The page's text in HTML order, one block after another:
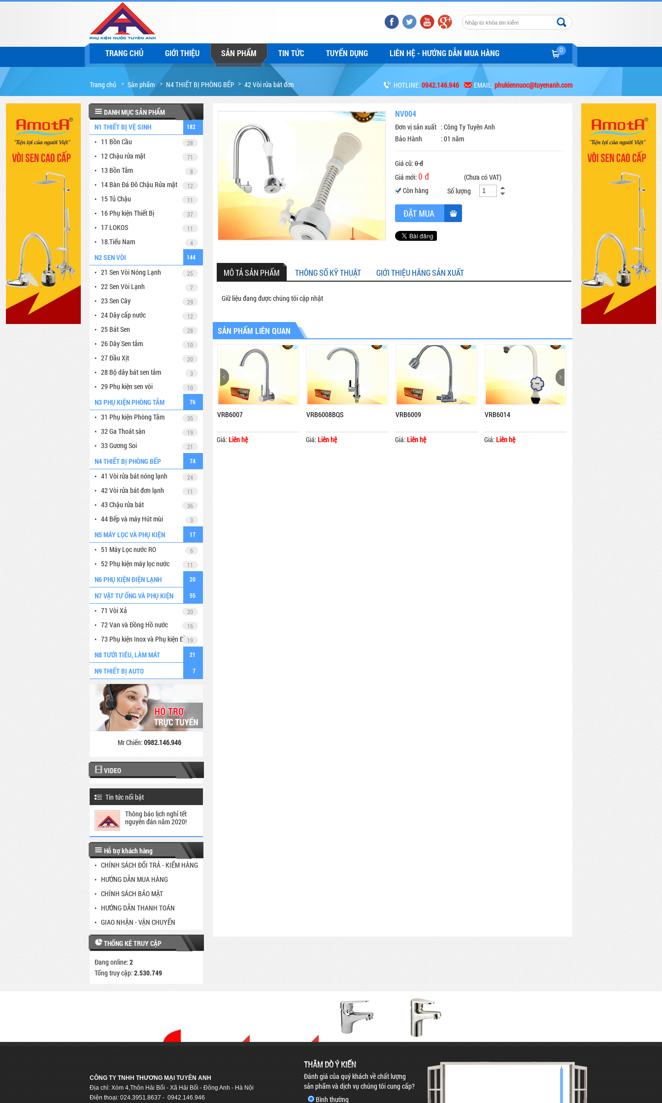
TRANG CHỦ GIỚI THIỆU SẢN PHẨM TIN TỨC TUYỂN DỤNG LIÊN HỆ - HƯỚNG DẪN MUA HÀNG 0
HOTLINE:0942.146.946 EMAIL:phukiennuoc@tuyenanh.com
Trang chủ Sản phẩm N4 THIẾT BỊ PHÒNG BẾP
42 Vòi rửa bát đơn
lạnh
NV004
DANH MỤC SẢN PHẨM
N1 THIẾT BỊ VỆ SINH
182
11 Bồn Cầu 28
12 Chậu rửa mặt 71
13 Bồn Tắm 8
14 Bàn Đá Đỡ Chậu Rửa mặt 12
15 Tủ Chậu 11
16 Phụ kiện Thiết Bị 37
17 LOKOS 11
18.Tiểu Nam 4
N2 SEN VÒI 144
21 Sen Vòi Nóng Lạnh 25
22 Sen Vòi Lạnh 7
23 Sen Cây 29
24 Dây cấp nước 12
25 Bát Sen 28
26 Dây Sen tắm 10
27 Đầu Xịt 20
28 Bộ dây bát sen tắm 3
29 Phụ kiện sen vòi 10
N3 PHỤ KIỆN PHÒNG TẮM 76
31 Phụ kiện Phòng Tắm 35
32 Ga Thoát sàn 19
33 Gương Soi 21
N4 THIẾT BỊ PHÒNG BẾP 74
41 Vòi rửa bát nóng lạnh 24
42 Vòi rửa bát đơn lạnh 11
43 Chậu rửa bát 36
44 Bếp và máy Hút mùi 3
N5 MÁY LỌC VÀ PHỤ KIỆN 17
51 Máy Lọc nước RO 6
52 Phụ kiện máy lọc nước 11
N6 PHỤ KIỆN ĐIỆN LẠNH 20
N7 VẬT TƯ ỐNG VÀ PHỤ KIỆN 55
71 Vòi Xả 20
72 Van và Đồng Hồ nước 16
73 Phụ kiện Inox và Phụ kiện Đồng
19
N8 TƯỚI TIÊU, LÀM MÁT 21
N9 THIẾT BỊ AUTO 7
Mr Chiến:0982.146.946
VIDEO
Tin tức nổi bật
Thông báo lịch nghỉ tết
nguyên đán năm 2020!
Hỗ trợ khách hàng
CHÍNH SÁCH ĐỔI TRẢ - KIỂM HÀNG
HƯỚNG DẪN MUA HÀNG
CHÍNH SÁCH BẢO MẬT
HƯỚNG DẪN THANH TOÁN
GIAO NHẬN - VẬN CHUYỂN
THỐNG KÊ TRUY CẬP
Đang online:2
Tổng truy cập:2.530.749
NV004
Đơn vị sản xuất : Công Ty Tuyên Anh
Bảo Hành
: 01 năm
Giá cũ:0 đ
Giá mới:0 đ
(Chưa có VAT)
Còn hàng
Số lượng
MÔ TẢ SẢN PHẨM THÔNG SỐ KỸ THUẬT GIỚI THIỆU HÃNG SẢN XUẤT
Giữ liệu đang được chúng tôi cập nhật
SẢN PHẨM LIÊN QUAN
VRB6006 VRB6007
Giá: Liên hệ
VRB6008BQS
Giá: Liên hệ
VRB6009
Giá: Liên hệ
VRB6014
Giá: Liên hệ
CÔNG TY TNHH THƯƠNG MẠI TUYÊN ANH
Địa chỉ: Xóm 4,Thôn Hải Bối - Xã Hải Bối - Đông Anh - Hà Nội
Điện thoại: 024.3951.8637 - 0942.146.946
THĂM DÒ Ý KIẾN
Đánh giá của quý khách về chất lượng
sản phẩm và dịch vụ chúng tôi cung cấp?
Bình thường